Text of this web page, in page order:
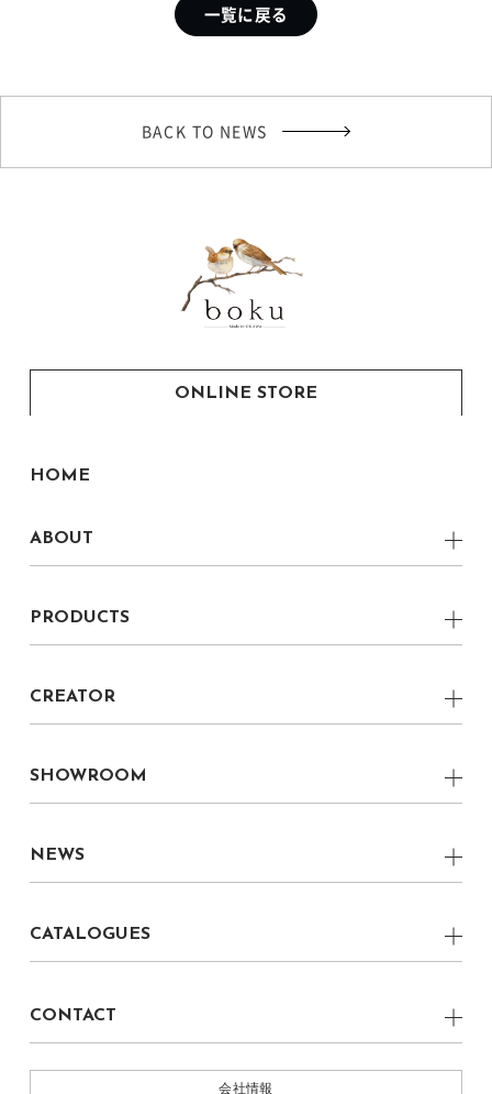
一覧に戻る
BACK TO NEWS
ONLINE STORE
HOME
ABOUT
boku CREATOR
boku CRAFTSMAN
PRODUCTS
Living Table
Dining Table
Lounge Chair
Ornament
CREATOR
boku CRAFTSMAN
SHOWROOM
NEWS
MEDIA
CATALOGUES
CONTACT
お問い合わせ
会社情報